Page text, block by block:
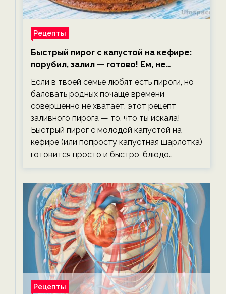
Рецепты
Быстрый пирог с капустой на кефире:
порубил, залил — готово! Ем, не
тревожась о фигуре!
Если в твоей семье любят есть пироги, но
баловать родных почаще времени
совершенно не хватает, этот рецепт
заливного пирога — то, что ты искала!
Быстрый пирог с молодой капустой на
кефире (или попросту капустная шарлотка)
готовится просто и быстро, блюдо…
Рецепты